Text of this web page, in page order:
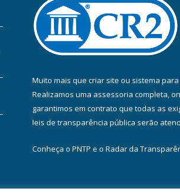
Muito mais que criar site ou sistema
Realizamos uma assessoria completa,
garantimos em contrato que todas as
leis de transparência pública serão
Conheça o PNTP e o Radar da